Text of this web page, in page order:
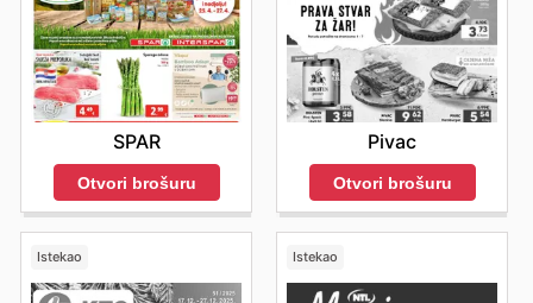
SPAR
Otvori brošuru
Pivac
Otvori brošuru
Istekao Istekao